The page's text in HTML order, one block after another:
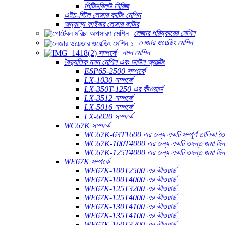
পিটিডব্লিউ সিরিজ
এইচ-স্টিল লেজার কাটিং মেশিন
অন্যান্য ফাইবার লেজার কাটার
লেজার পরিষ্কারের মেশিন
লেজার ওয়েল্ডিং মেশিন
নমন মেশিন
বৈদ্যুতিক নমন মেশিন এবং ডাউন অ্যাক্টিং
ESP65-2500 সম্পর্কে
LX-1030 সম্পর্কে
LX-350T-1250 এর কীওয়ার্ড
LX-3512 সম্পর্কে
LX-5016 সম্পর্কে
LX-6020 সম্পর্কে
WC67K সম্পর্কে
WC67K-63T1600 এর জন্য একটি সম্পূর্ণ তালিকা
WC67K-100T4000 এর জন্য একটি তদন্ত জমা
WC67K-125T4000 এর জন্য একটি তদন্ত জমা
WE67K সম্পর্কে
WE67K-100T2500 এর কীওয়ার্ড
WE67K-100T4000 এর কীওয়ার্ড
WE67K-125T3200 এর কীওয়ার্ড
WE67K-125T4000 এর কীওয়ার্ড
WE67K-130T4100 এর কীওয়ার্ড
WE67K-135T4100 এর কীওয়ার্ড